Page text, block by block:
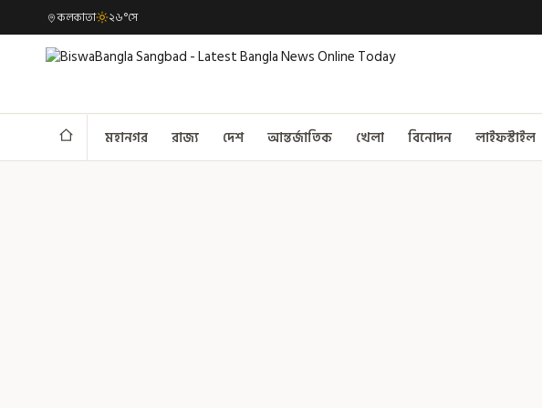
কলকাতা ২৬°সে
মহানগর রাজ্য দেশ আন্তর্জাতিক খেলা বিনোদন লাইফস্টাইল